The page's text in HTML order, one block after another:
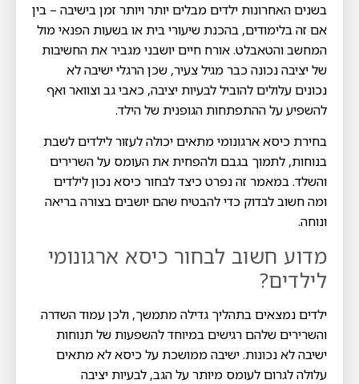
בשנים האחרונות ילדים מבלים יותר ויותר זמן בישיבה – בין
אם זה בלימודים, בהכנת שיעורי בית או בשעות הפנאי מול
המחשב והטאבלט. אורח חיים יושבני מגביר את החשיבות
של יציבה נכונה כבר מגיל צעיר, שכן הרגלי ישיבה לא
נכונים עלולים להוביל לבעיות יציבה, כאבי גב וצוואר ואף
להשפיע על ההתפתחות הגופנית של הילד.
בחירת כיסא ארגונומי מתאים יכולה לעזור לילדים לשבת
בנוחות, לתמוך בגבם ולהפחית את העומס על השרירים
והשלד. במאמר זה נפרט כיצד לבחור כיסא נכון לילדים
ומה חשוב לבדוק כדי להבטיח שהם יושבים בצורה בריאה
ונוחה.
מדוע חשוב לבחור כיסא ארגונומי
לילדים?
ילדים נמצאים בתהליך גדילה מתמשך, ולכן עמוד השדרה
והשרירים שלהם רגישים במיוחד להשפעות של תנוחות
ישיבה לא נכונות. ישיבה ממושכת על כיסא לא מתאים
עלולה לגרום לעומס מיותר על הגב, לבעיות יציבה